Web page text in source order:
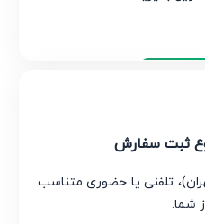
ثبت سفارش
تلفنی یا حضوری متناسب
شما.